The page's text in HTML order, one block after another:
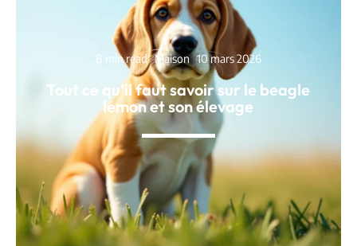
8 min read Maison 10 mars 2026
Tout ce qu’il faut savoir sur le beagle
lemon et son élevage